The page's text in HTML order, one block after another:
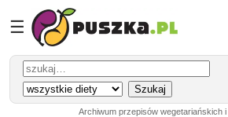
☰
Archiwum przepisów wegetariańskich